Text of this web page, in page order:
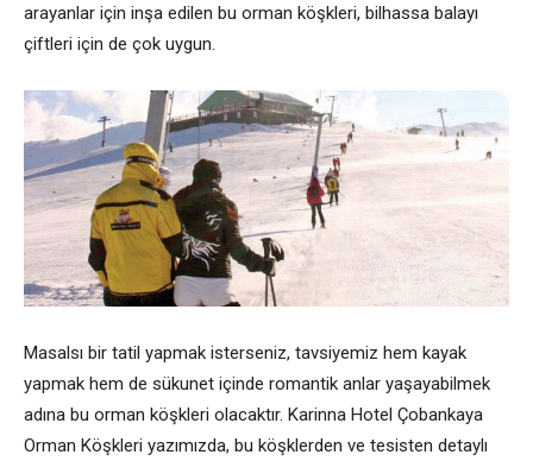
arayanlar için inşa edilen bu orman köşkleri, bilhassa balayı
çiftleri için de çok uygun.
Masalsı bir tatil yapmak isterseniz, tavsiyemiz hem kayak
yapmak hem de sükunet içinde romantik anlar yaşayabilmek
adına bu orman köşkleri olacaktır. Karinna Hotel Çobankaya
Orman Köşkleri yazımızda, bu köşklerden ve tesisten detaylı